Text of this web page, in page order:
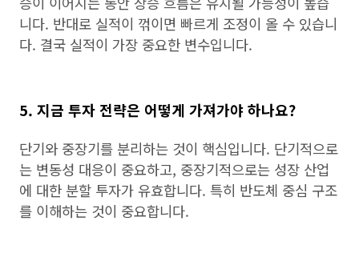
니다. 반대로 실적이 꺾이면 빠르게 조정이 올 수 있습니
다. 결국 실적이 가장 중요한 변수입니다.
5. 지금 투자 전략은 어떻게 가져가야 하나요?
단기와 중장기를 분리하는 것이 핵심입니다. 단기적으로
는 변동성 대응이 중요하고, 중장기적으로는 성장 산업
에 대한 분할 투자가 유효합니다. 특히 반도체 중심 구조
를 이해하는 것이 중요합니다.